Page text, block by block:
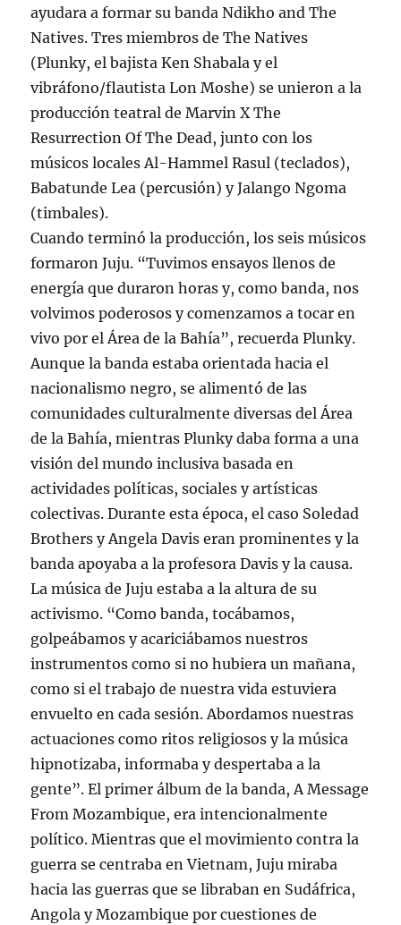
ayudara a formar su banda Ndikho and The
Natives. Tres miembros de The Natives
(Plunky, el bajista Ken Shabala y el
vibráfono/flautista Lon Moshe) se unieron a la
producción teatral de Marvin X The
Resurrection Of The Dead, junto con los
músicos locales Al-Hammel Rasul (teclados),
Babatunde Lea (percusión) y Jalango Ngoma
(timbales).
Cuando terminó la producción, los seis músicos
formaron Juju. “Tuvimos ensayos llenos de
energía que duraron horas y, como banda, nos
volvimos poderosos y comenzamos a tocar en
vivo por el Área de la Bahía”, recuerda Plunky.
Aunque la banda estaba orientada hacia el
nacionalismo negro, se alimentó de las
comunidades culturalmente diversas del Área
de la Bahía, mientras Plunky daba forma a una
visión del mundo inclusiva basada en
actividades políticas, sociales y artísticas
colectivas. Durante esta época, el caso Soledad
Brothers y Angela Davis eran prominentes y la
banda apoyaba a la profesora Davis y la causa.
La música de Juju estaba a la altura de su
activismo. “Como banda, tocábamos,
golpeábamos y acariciábamos nuestros
instrumentos como si no hubiera un mañana,
como si el trabajo de nuestra vida estuviera
envuelto en cada sesión. Abordamos nuestras
actuaciones como ritos religiosos y la música
hipnotizaba, informaba y despertaba a la
gente”. El primer álbum de la banda, A Message
From Mozambique, era intencionalmente
político. Mientras que el movimiento contra la
guerra se centraba en Vietnam, Juju miraba
hacia las guerras que se libraban en Sudáfrica,
Angola y Mozambique por cuestiones de